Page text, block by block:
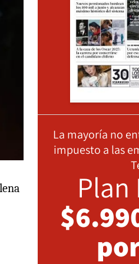
La mayoría no
impuesto a las
Plan